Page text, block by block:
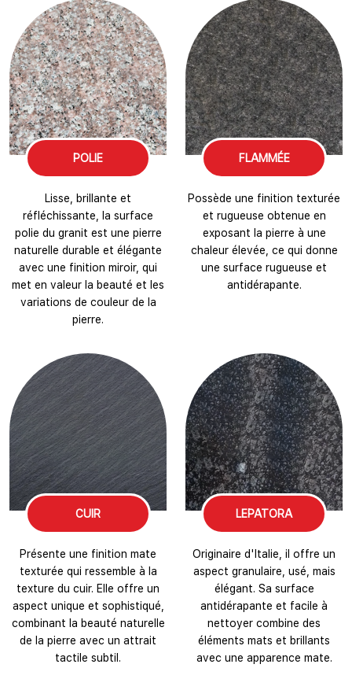
POLIE
Lisse, brillante et
réfléchissante, la surface
polie du granit est une pierre
naturelle durable et élégante
avec une finition miroir, qui
met en valeur la beauté et les
variations de couleur de la
pierre.
FLAMMÉE
Possède une finition texturée
et rugueuse obtenue en
exposant la pierre à une
chaleur élevée, ce qui donne
une surface rugueuse et
antidérapante.
CUIR
Présente une finition mate
texturée qui ressemble à la
texture du cuir. Elle offre un
aspect unique et sophistiqué,
combinant la beauté naturelle
de la pierre avec un attrait
tactile subtil.
LEPATORA
Originaire d'Italie, il offre un
aspect granulaire, usé, mais
élégant. Sa surface
antidérapante et facile à
nettoyer combine des
éléments mats et brillants
avec une apparence mate.